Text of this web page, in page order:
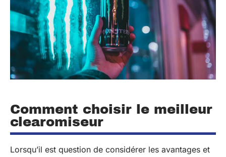
Comment choisir le meilleur
clearomiseur
Lorsqu’il est question de considérer les avantages et